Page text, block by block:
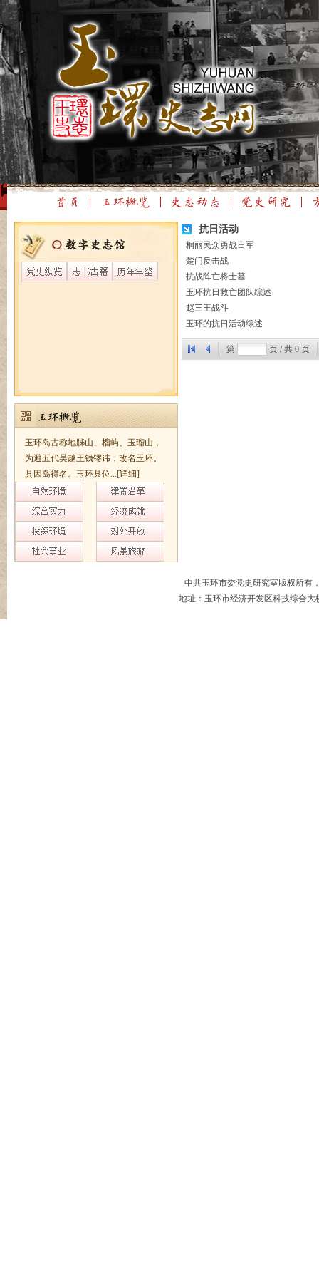
玉环岛古称地胏山、榴屿、玉瑠山，
为避五代吴越王钱镠讳，改名玉环。
县因岛得名。玉环县位...[详细]
抗日活动
桐丽民众勇战日军
楚门反击战
抗战阵亡将士墓
玉环抗日救亡团队综述
赵三王战斗
玉环的抗日活动综述
第 页 / 共 0 页
中共玉环市委党史研究室版权所有
地址：玉环市经济开发区科技综合大